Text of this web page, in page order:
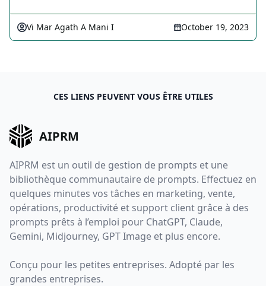
Vi Mar Agath A Mani I October 19, 2023
CES LIENS PEUVENT VOUS ÊTRE UTILES
AIPRM
AIPRM est un outil de gestion de prompts et une
bibliothèque communautaire de prompts. Effectuez en
quelques minutes vos tâches en marketing, vente,
opérations, productivité et support client grâce à des
prompts prêts à l’emploi pour ChatGPT, Claude,
Gemini, Midjourney, GPT Image et plus encore.
Conçu pour les petites entreprises. Adopté par les
grandes entreprises.